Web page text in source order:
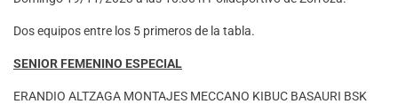
Dos equipos entre los 5 primeros de la tabla.
SENIOR FEMENINO ESPECIAL
ERANDIO ALTZAGA MONTAJES MECCANO KIBUC BASAURI BSK